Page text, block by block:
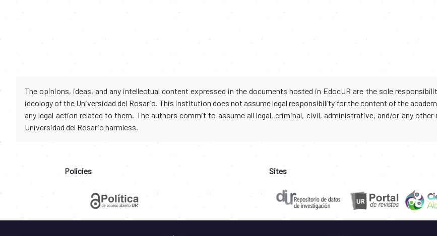
The opinions, ideas, and any intellectual content expressed in the documents hosted in EdocUR are the sole
ideology of the Universidad del Rosario. This institution does not assume legal responsibility for the content of the
any legal action related to them. The authors commit to assume all legal, criminal, civil, administrative, and/or any
Universidad del Rosario harmless.
Policies Sites